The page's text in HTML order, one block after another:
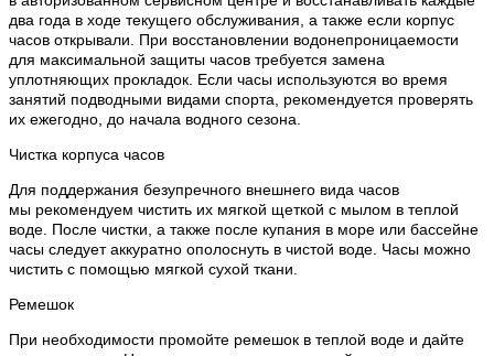
два года в ходе текущего обслуживания, а также если корпус
часов открывали. При восстановлении водонепроницаемости
для максимальной защиты часов требуется замена
уплотняющих прокладок. Если часы используются во время
занятий подводными видами спорта, рекомендуется проверять
их ежегодно, до начала водного сезона.
Чистка корпуса часов
Для поддержания безупречного внешнего вида часов
мы рекомендуем чистить их мягкой щеткой с мылом в теплой
воде. После чистки, а также после купания в море или бассейне
часы следует аккуратно ополоснуть в чистой воде. Часы можно
чистить с помощью мягкой сухой ткани.
Ремешок
При необходимости промойте ремешок в теплой воде и дайте